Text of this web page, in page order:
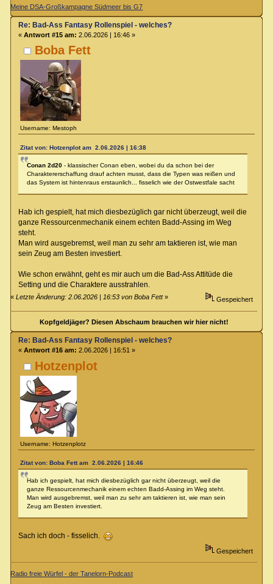
Meine DSA-Großkampagne Südmeer bis G7
Boba Fett
Username: Mestoph
Re: Bad-Ass Fantasy Rollenspiel - welches?
« Antwort #15 am: 2.06.2026 | 16:46 »
Zitat von: Hotzenplot am 2.06.2026 | 16:38
Conan 2d20- klassischer Conan eben, wobei du da schon bei der
Charaktererschaffung drauf achten musst, dass die Typen was reißen und
das System ist hintenraus erstaunlich... fisselich wie der Ostwestfale sacht
Hab ich gespielt, hat mich diesbezüglich gar nicht überzeugt, weil die
ganze Ressourcenmechanik einem echten Badd-Assing im Weg
steht.
Man wird ausgebremst, weil man zu sehr am taktieren ist, wie man
sein Zeug am Besten investiert.
Wie schon erwähnt, geht es mir auch um die Bad-Ass Attitüde die
Setting und die Charaktere ausstrahlen.
«Letzte Änderung: 2.06.2026 | 16:53 von Boba Fett» Gespeichert
Kopfgeldjäger? Diesen Abschaum brauchen wir hier nicht!
Hotzenplot
Username: Hotzenplotz
Re: Bad-Ass Fantasy Rollenspiel - welches?
« Antwort #16 am: 2.06.2026 | 16:51 »
Zitat von: Boba Fett am 2.06.2026 | 16:46
Hab ich gespielt, hat mich diesbezüglich gar nicht überzeugt, weil die
ganze Ressourcenmechanik einem echten Badd-Assing im Weg steht.
Man wird ausgebremst, weil man zu sehr am taktieren ist, wie man sein
Zeug am Besten investiert.
Sach ich doch - fisselich.
Gespeichert
Radio freie Würfel - der Tanelorn-Podcast